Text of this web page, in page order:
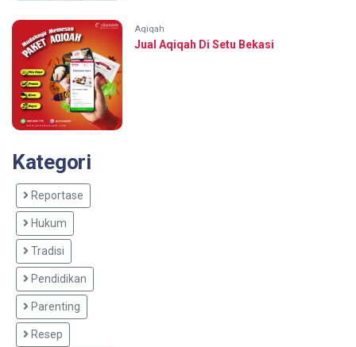
Aqiqah
Jual Aqiqah Di Setu Bekasi
Kategori
Reportase
Hukum
Tradisi
Pendidikan
Parenting
Resep